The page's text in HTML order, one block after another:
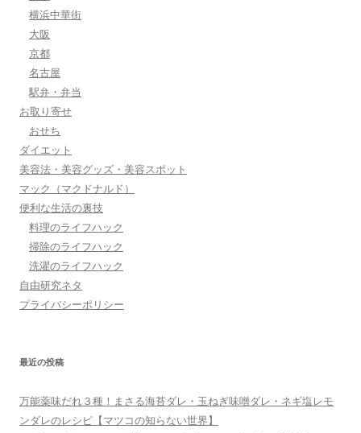
横浜中華街
大阪
京都
名古屋
駅弁・弁当
お取り寄せ
おせち
ダイエット
美容法・美容グッズ・美容スポット
マック（マクドナルド）
便利な生活の裏技
料理のライフハック
掃除のライフハック
洗濯のライフハック
自由研究ネタ
プライバシーポリシー
最近の投稿
万能薬味だれ３種！まさる海苔ダレ・玉ねぎ味噌ダレ・ネギ塩レモ
ンダレのレシピ【マツコの知らない世界】